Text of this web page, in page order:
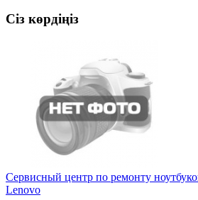
Сіз көрдіңіз
Сервисный центр по ремонту
Lenovo